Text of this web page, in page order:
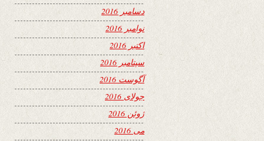
دسامبر 2016
نوامبر 2016
اکتبر 2016
سپتامبر 2016
آگوست 2016
جولای 2016
ژوئن 2016
می 2016